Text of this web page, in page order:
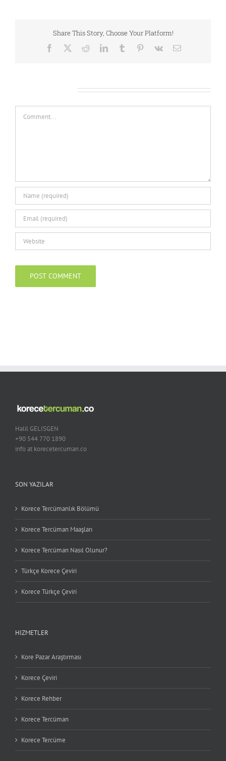
Share This Story, Choose Your Platform!
Facebook RedditLinkedInTumblr Pinterest
Vk Email
Halil GELISGEN
+90 544 770 1890
info at korecetercuman.co
SON YAZILAR
Korece Tercümanlık Bölümü
Korece Tercüman Maaşları
Korece Tercüman Nasıl Olunur?
Türkçe Korece Çeviri
Korece Türkçe Çeviri
HIZMETLER
Kore Pazar Araştırması
Korece Çeviri
Korece Rehber
Korece Tercüman
Korece Tercüme